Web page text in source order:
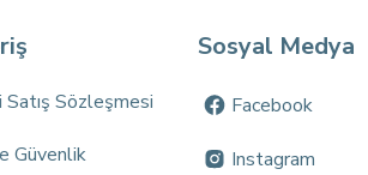
Sözleşmesi
Güvenlik
Sosyal Medya
Facebook
Instagram